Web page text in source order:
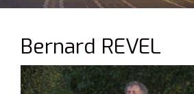
Bernard REVEL